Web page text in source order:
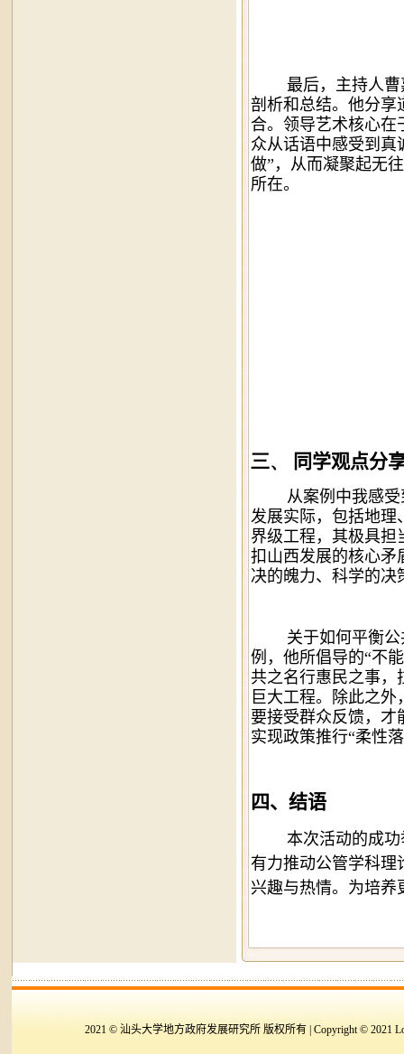
最后，主持人
剖析和总结。他分享
合。领导艺术核心在
众从话语中感受到真
做”，从而凝聚起无
所在。
三、 同学观点分
从案例中我感
发展实际，包括地理
界级工程，其极具担
扣山西发展的核心矛
决的魄力、科学的决
关于如何平衡
例，他所倡导的“不
共之名行惠民之事，
巨大工程。除此之
要接受群众反馈，才
实现政策推行“柔性
四、结语
本次活动的成
有力推动公管学科理
兴趣与热情。为培养
2021 © 汕头大学地方政府发展研究所 版权所有 | Copyright © 2021